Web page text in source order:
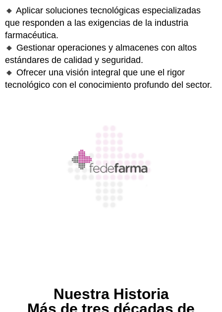
🔸 Aplicar soluciones tecnológicas especializadas
que responden a las exigencias de la industria
farmacéutica.
🔸 Gestionar operaciones y almacenes con altos
estándares de calidad y seguridad.
🔸 Ofrecer una visión integral que une el rigor
tecnológico con el conocimiento profundo del sector.
Nuestra Historia